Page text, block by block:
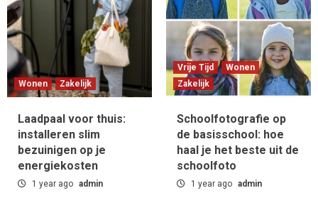
Wonen Zakelijk
Laadpaal voor thuis:
installeren slim
bezuinigen op je
energiekosten
1 year ago admin
Vrije Tijd
Wonen
Zakelijk
Schoolfotografie op
de basisschool: hoe
haal je het beste uit de
schoolfoto
1 year ago admin